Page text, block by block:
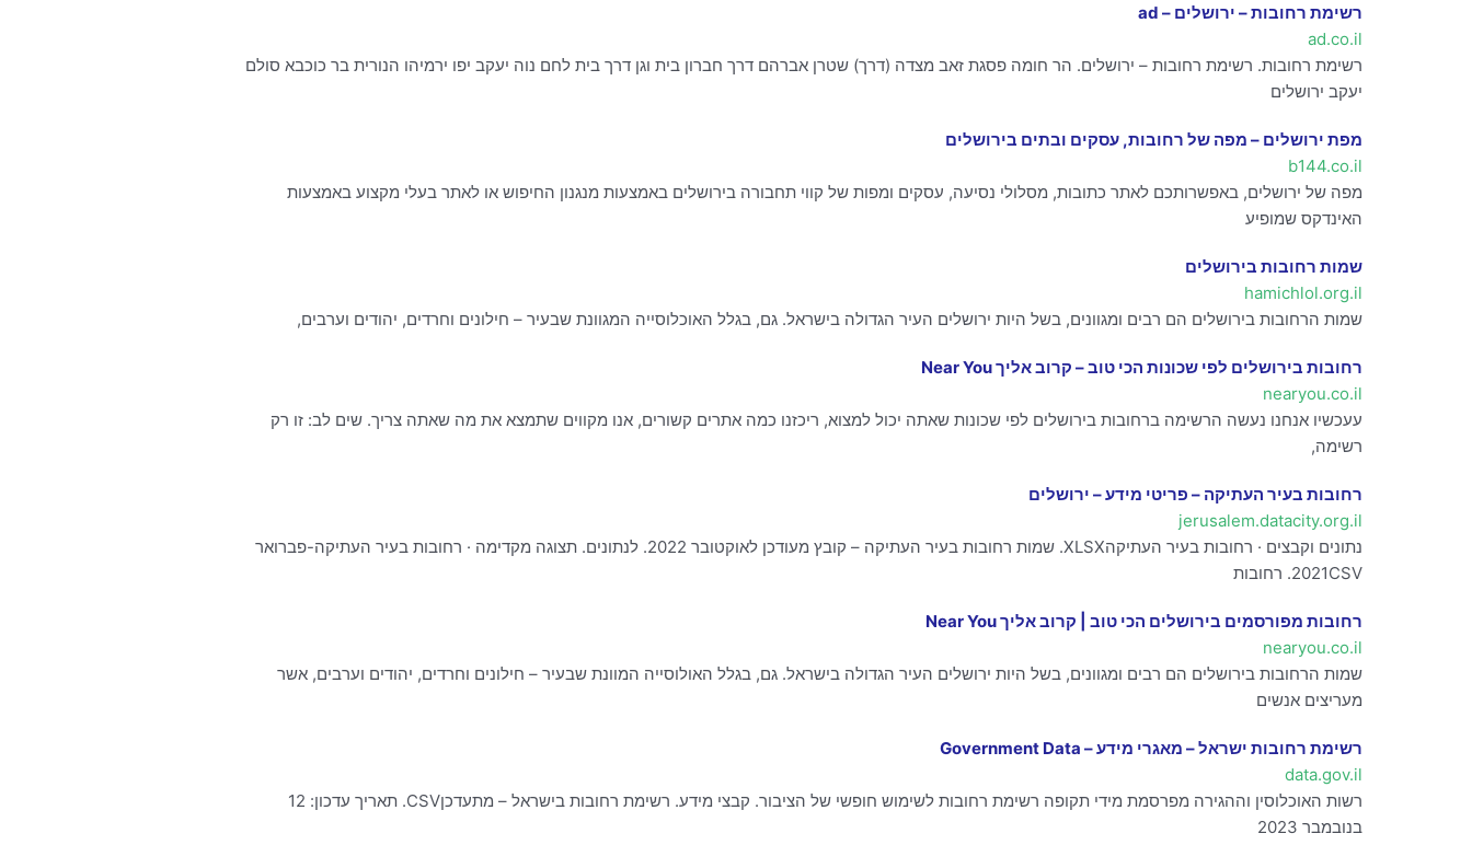
רשימת רחובות – ירושלים – ad
ad.co.il
רשימת רחובות. רשימת רחובות – ירושלים. הר חומה פסגת זאב מצדה (דרך) שטרן אברהם דרך חברון בית וגן דרך בית לחם נוה יעקב יפו ירמיהו הנורית בר כוכבא סולם
יעקב ירושלים
מפת ירושלים – מפה של רחובות, עסקים ובתים בירושלים
b144.co.il
מפה של ירושלים, באפשרותכם לאתר כתובות, מסלולי נסיעה, עסקים ומפות של קווי תחבורה בירושלים באמצעות מנגנון החיפוש או לאתר בעלי מקצוע באמצעות
האינדקס שמופיע
שמות רחובות בירושלים
hamichlol.org.il
שמות הרחובות בירושלים הם רבים ומגוונים, בשל היות ירושלים העיר הגדולה בישראל. גם, בגלל האוכלוסייה המגוונת שבעיר – חילונים וחרדים, יהודים וערבים,
רחובות בירושלים לפי שכונות הכי טוב – קרוב אליך Near You
nearyou.co.il
עעכשיו אנחנו נעשה הרשימה ברחובות בירושלים לפי שכונות שאתה יכול למצוא, ריכזנו כמה אתרים קשורים, אנו מקווים שתמצא את מה שאתה צריך. שים לב: זו רק
רשימה,
רחובות בעיר העתיקה – פריטי מידע – ירושלים
jerusalem.datacity.org.il
נתונים וקבצים · רחובות בעיר העתיקהXLSX. שמות רחובות בעיר העתיקה – קובץ מעודכן לאוקטובר 2022. לנתונים. תצוגה מקדימה · רחובות בעיר העתיקה-פברואר
2021CSV. רחובות
רחובות מפורסמים בירושלים הכי טוב | קרוב אליך Near You
nearyou.co.il
שמות הרחובות בירושלים הם רבים ומגוונים, בשל היות ירושלים העיר הגדולה בישראל. גם, בגלל האולוסייה המוונת שבעיר – חילונים וחרדים, יהודים וערבים, אשר
מעריצים אנשים
רשימת רחובות ישראל – מאגרי מידע – Government Data
data.gov.il
רשות האוכלוסין וההגירה מפרסמת מידי תקופה רשימת רחובות לשימוש חופשי של הציבור. קבצי מידע. רשימת רחובות בישראל – מתעדכןCSV. תאריך עדכון: 12
בנובמבר 2023